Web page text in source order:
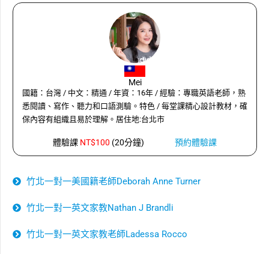
Mei
國籍：台灣 / 中文：精通 / 年資：16年 / 經驗：專職英語老師，熟
悉閱讀、寫作、聽力和口語測驗。特色 / 每堂課精心設計教材，確
保內容有組織且易於理解。居住地:台北市
體驗課 NT$100 (20分鐘) 預約體驗課
竹北一對一美國籍老師Deborah Anne Turner
竹北一對一英文家教Nathan J Brandli
竹北一對一英文家教老師Ladessa Rocco